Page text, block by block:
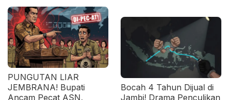
PUNGUTAN LIAR
JEMBRANA! Bupati
Ancam Pecat ASN,
Bocah 4 Tahun Dijual di
Jambi! Drama Penculikan